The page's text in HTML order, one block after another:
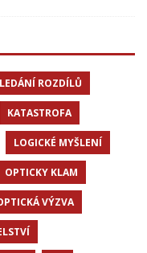
ROZDÍLŮ
KATASTROFA
LOGICKÉ MYŠLENÍ
OPTICKY KLAM
VÝZVA